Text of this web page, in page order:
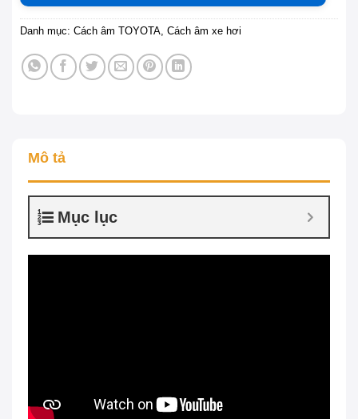
Danh mục: Cách âm TOYOTA, Cách âm xe hơi
Mô tả
Mục lục